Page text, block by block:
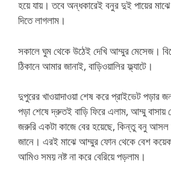
হয়ে যায়। তবে অন্ধকারেই বনুর দুই পায়ের মাঝে
দিতে লাগলাম।
সকালে ঘুম থেকে উঠেই দেখি আম্মুর মেসেজ।
ঠিকানে আমার জানাই, বাড়িওয়ালির ফ্ল্যাটে।
দুপুরের খাওয়াদাওয়া শেষ করে প্রাইভেট পড়ার
পড়া শেষে দ্রুতই বাড়ি ফিরে এলাম, আম্মু
জরুরি একটা কাজে বের হয়েছে, কিন্তু বনু আসল
জানে। এরই মাঝে আম্মুর ফোন থেকে বেশ
আমিও সময় নষ্ট না করে বেরিয়ে পড়লাম।